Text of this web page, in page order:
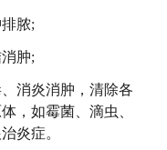
脓;
肿;
消炎消肿，清除各
，如霉菌、滴虫、
炎症。